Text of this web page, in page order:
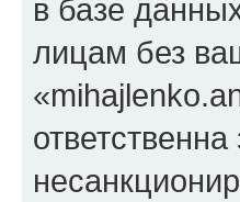
в базе
лицам без